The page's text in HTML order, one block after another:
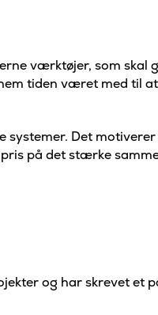
værktøjer, som skal
tiden været med til
systemer. Det
på det stærke
og har skrevet et